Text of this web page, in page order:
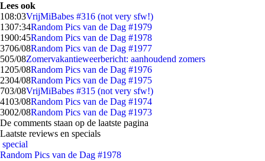
Lees ook
108:03VrijMiBabes #316 (not very sfw!)
1307:34Random Pics van de Dag #1979
1900:45Random Pics van de Dag #1978
3706/08Random Pics van de Dag #1977
505/08Zomervakantieweerbericht: aanhoudend zomers
1205/08Random Pics van de Dag #1976
2304/08Random Pics van de Dag #1975
703/08VrijMiBabes #315 (not very sfw!)
4103/08Random Pics van de Dag #1974
3002/08Random Pics van de Dag #1973
De comments staan op de laatste pagina
Laatste reviews en specials
special
Random Pics van de Dag #1978